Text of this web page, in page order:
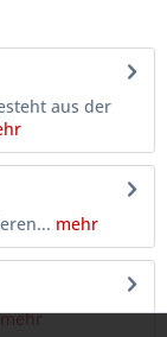
aus der
mehr